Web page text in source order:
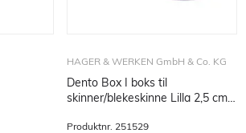
HAGER & WERKEN GmbH & Co. KG
Dento Box I boks til
skinner/blekeskinne Lilla 2,5 cm
Produktnr. 251529